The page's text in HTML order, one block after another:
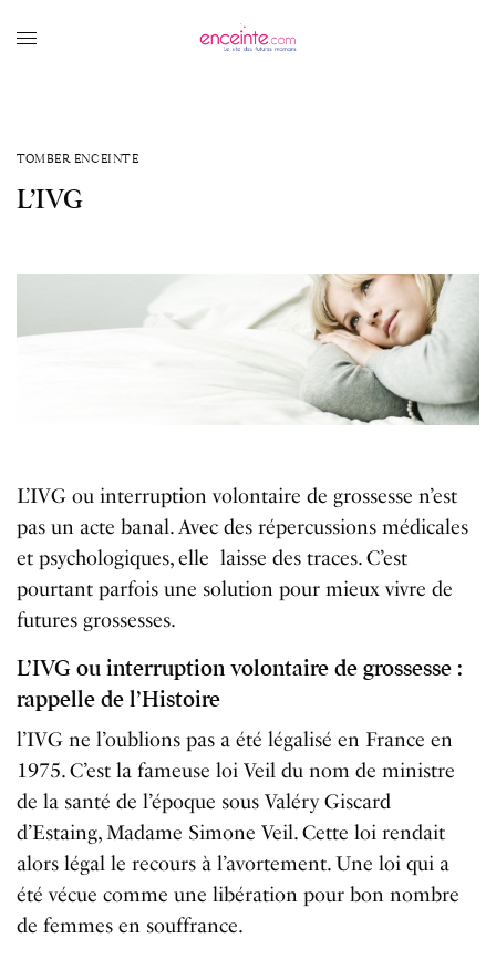
TOMBER ENCEINTE
L’IVG
L’IVG ou interruption volontaire de grossesse n’est
pas un acte banal. Avec des répercussions médicales
et psychologiques, elle laisse des traces. C’est
pourtant parfois une solution pour mieux vivre de
futures grossesses.
L’IVG ou interruption volontaire de grossesse :
rappelle de l’Histoire
l’IVG ne l’oublions pas a été légalisé en France en
1975. C’est la fameuse loi Veil du nom de ministre
de la santé de l’époque sous Valéry Giscard
d’Estaing, Madame Simone Veil. Cette loi rendait
alors légal le recours à l’avortement. Une loi qui a
été vécue comme une libération pour bon nombre
de femmes en souffrance.